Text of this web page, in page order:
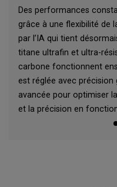
Des performances
grâce à une flexibilité de
par l’IA qui tient
titane ultrafin et ultra-
carbone fonctionnent
est réglée avec
avancée pour optimiser
et la précision en